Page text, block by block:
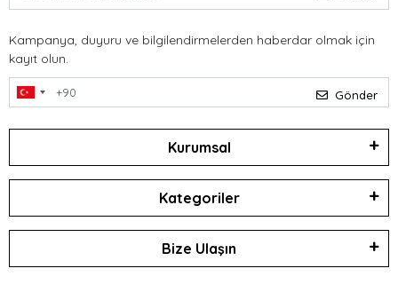
Kampanya, duyuru ve bilgilendirmelerden haberdar olmak için
kayıt olun.
Gönder
Kurumsal
Kategoriler
Bize Ulaşın